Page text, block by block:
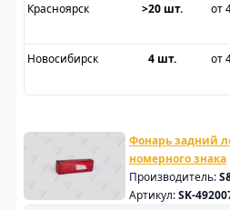
Красноярск
>20 шт. от
Новосибирск
4 шт. от
Фонарь задний
номерного знака
Производитель:
Артикул:SK-